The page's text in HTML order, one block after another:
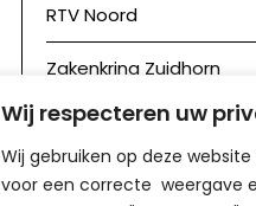
Wij respecteren uw
Wij gebruiken op deze
voor een correcte weergave
RTV Noord
Zakenkring Zuidhorn
Zuidhorn in Beeld
Achief